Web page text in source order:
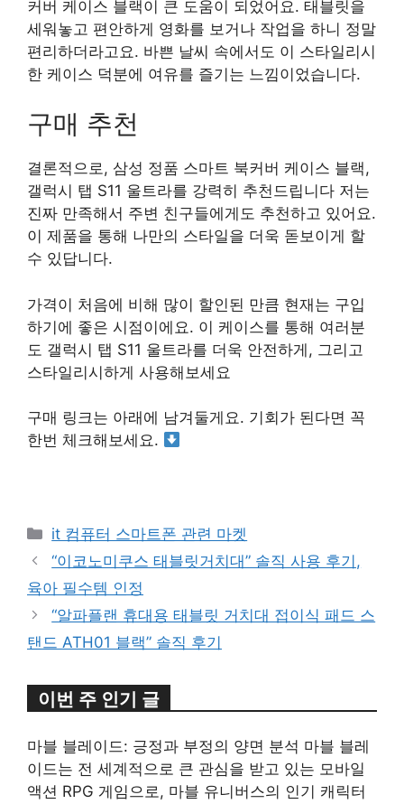
커버 케이스 블랙이 큰 도움이 되었어요. 태블릿을
세워놓고 편안하게 영화를 보거나 작업을 하니 정말
편리하더라고요. 바쁜 날씨 속에서도 이 스타일리시
한 케이스 덕분에 여유를 즐기는 느낌이었습니다.
구매 추천
결론적으로, 삼성 정품 스마트 북커버 케이스 블랙,
갤럭시 탭 S11 울트라를 강력히 추천드립니다 저는
진짜 만족해서 주변 친구들에게도 추천하고 있어요.
이 제품을 통해 나만의 스타일을 더욱 돋보이게 할
수 있답니다.
가격이 처음에 비해 많이 할인된 만큼 현재는 구입
하기에 좋은 시점이에요. 이 케이스를 통해 여러분
도 갤럭시 탭 S11 울트라를 더욱 안전하게, 그리고
스타일리시하게 사용해보세요
구매 링크는 아래에 남겨둘게요. 기회가 된다면 꼭
한번 체크해보세요.
카
테
리
it 컴퓨터 스마트폰 관련 마켓
“이코노미쿠스 태블릿거치대” 솔직 사용 후기,
육아 필수템 인정
“알파플랜 휴대용 태블릿 거치대 접이식 패드 스
탠드 ATH01 블랙” 솔직 후기
이번 주 인기 글
마블 블레이드: 긍정과 부정의 양면 분석 마블 블레
이드는 전 세계적으로 큰 관심을 받고 있는 모바일
액션 RPG 게임으로, 마블 유니버스의 인기 캐릭터